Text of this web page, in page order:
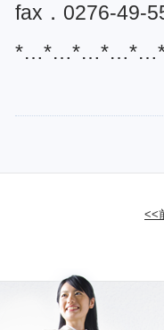
fax．0276-49-
<<